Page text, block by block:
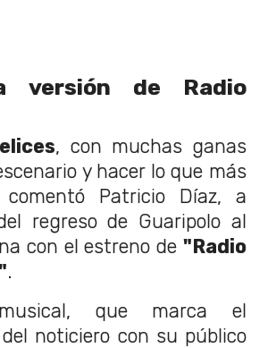
versión de Radio
, con muchas ganas
y hacer lo que más
Patricio Díaz, a
regreso de Guaripolo al
con el estreno de "Radio
.
que marca el
noticiero con su público